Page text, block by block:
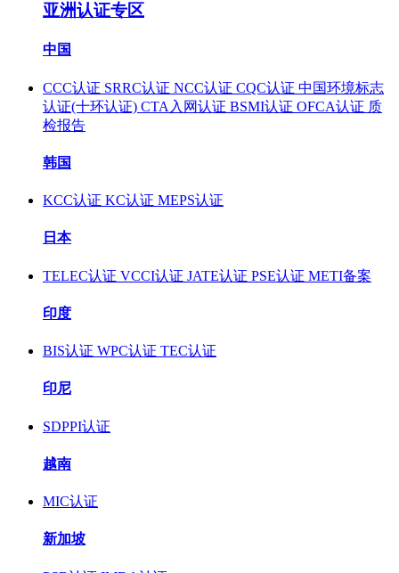
亚洲认证专区
中国
CCC认证 SRRC认证 NCC认证 CQC认证 中国环境标志
认证(十环认证) CTA入网认证 BSMI认证 OFCA认证 质
检报告
韩国
KCC认证 KC认证 MEPS认证
日本
TELEC认证 VCCI认证 JATE认证 PSE认证 METI备案
印度
BIS认证 WPC认证 TEC认证
印尼
SDPPI认证
越南
MIC认证
新加坡